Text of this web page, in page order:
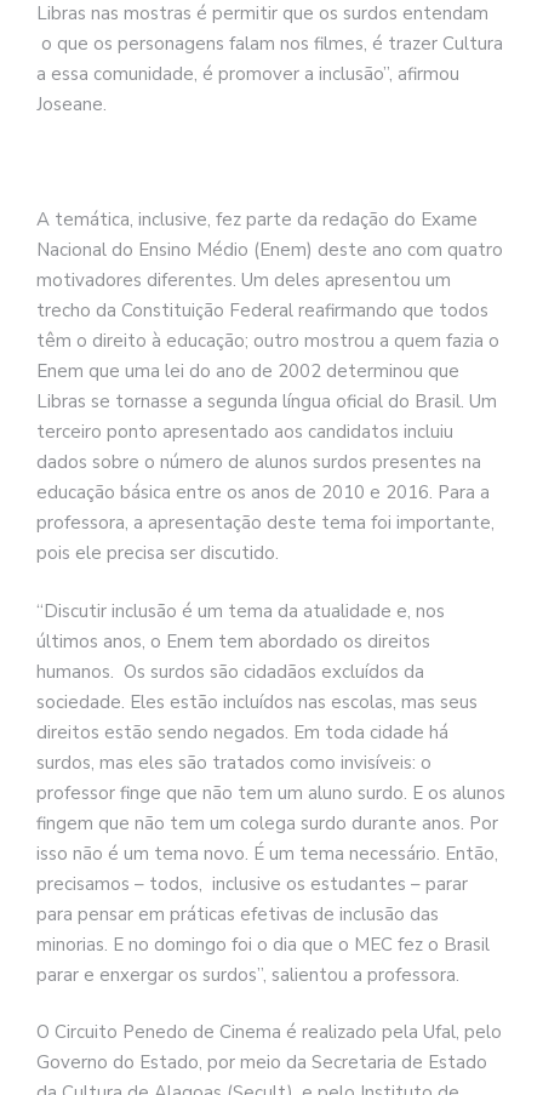
Libras nas mostras é permitir que os surdos entendam
o que os personagens falam nos filmes, é trazer Cultura
a essa comunidade, é promover a inclusão”, afirmou
Joseane.
A temática, inclusive, fez parte da redação do Exame
Nacional do Ensino Médio (Enem) deste ano com quatro
motivadores diferentes. Um deles apresentou um
trecho da Constituição Federal reafirmando que todos
têm o direito à educação; outro mostrou a quem fazia o
Enem que uma lei do ano de 2002 determinou que
Libras se tornasse a segunda língua oficial do Brasil. Um
terceiro ponto apresentado aos candidatos incluiu
dados sobre o número de alunos surdos presentes na
educação básica entre os anos de 2010 e 2016. Para a
professora, a apresentação deste tema foi importante,
pois ele precisa ser discutido.
“Discutir inclusão é um tema da atualidade e, nos
últimos anos, o Enem tem abordado os direitos
humanos. Os surdos são cidadãos excluídos da
sociedade. Eles estão incluídos nas escolas, mas seus
direitos estão sendo negados. Em toda cidade há
surdos, mas eles são tratados como invisíveis: o
professor finge que não tem um aluno surdo. E os alunos
fingem que não tem um colega surdo durante anos. Por
isso não é um tema novo. É um tema necessário. Então,
precisamos – todos, inclusive os estudantes – parar
para pensar em práticas efetivas de inclusão das
minorias. E no domingo foi o dia que o MEC fez o Brasil
parar e enxergar os surdos”, salientou a professora.
O Circuito Penedo de Cinema é realizado pela Ufal, pelo
Governo do Estado, por meio da Secretaria de Estado